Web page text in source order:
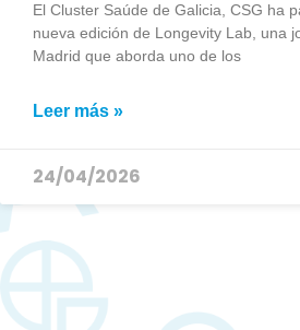
El Cluster Saúde de Galicia, CSG ha
nueva edición de Longevity Lab, una
Madrid que aborda uno de los
Leer más »
24/04/2026